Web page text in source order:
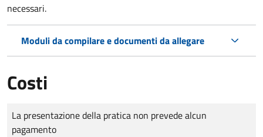
necessari.
Moduli da compilare e documenti da allegare
Costi
Tipo di pagamento
Importo
La presentazione della pratica non prevede alcun
pagamento